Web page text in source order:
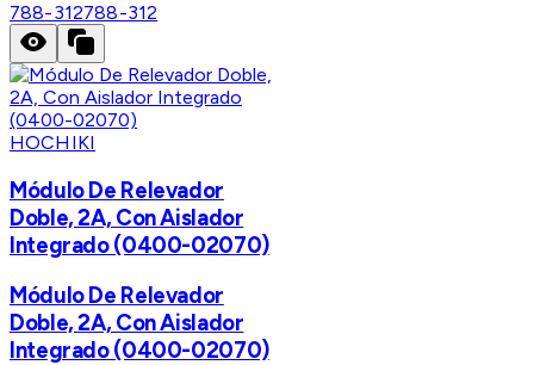
788-312788-312
HOCHIKI
Módulo De Relevador
Doble, 2A, Con Aislador
Integrado (0400-02070)
Módulo De Relevador
Doble, 2A, Con Aislador
Integrado (0400-02070)